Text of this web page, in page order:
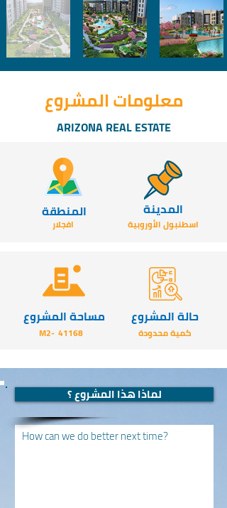
المنطقة
افجلار
المدينة
اسطنبول الأوروبية
مساحة المشروع
41168
-M2
حالة المشروع
كمية محدودة
معلومات المشروع
ARIZONA REAL ESTATE
How can we do better next time?
لماذا هذا المشروع ؟